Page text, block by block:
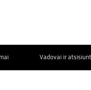
Vadovai ir